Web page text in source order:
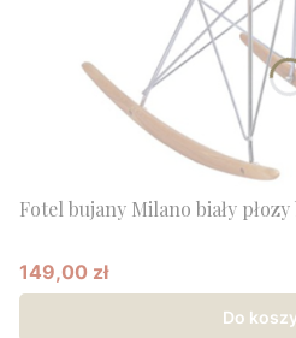
Fotel bujany Milano biały
Cena promocyjna
149,00 zł
Do